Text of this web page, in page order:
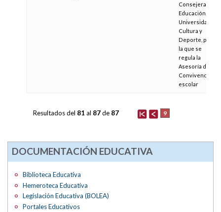
Consejera de
Educación,
Universidad,
Cultura y
Deporte, por
la que se
regula la
Asesoría de
Convivencia
escolar
9
Resultados del 81 al 87de 87
DOCUMENTACIÓN EDUCATIVA
Biblioteca Educativa
Hemeroteca Educativa
Legislación Educativa (BOLEA)
Portales Educativos